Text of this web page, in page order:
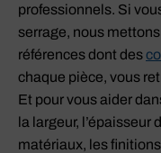
professionnels. Si
serrage, nous
références dont des
chaque pièce, vous
Et pour vous aider
la largeur, l’épaisseur
matériaux, les